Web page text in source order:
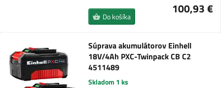
100,93 €
Do košíka
Súprava akumulátorov Einhell
18V/4Ah PXC-Twinpack CB C2
4511489
Skladom 1 ks